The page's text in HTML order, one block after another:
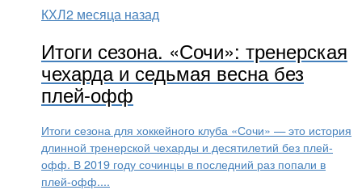
КХЛ2 месяца назад
Итоги сезона. «Сочи»: тренерская
чехарда и седьмая весна без
плей-офф
Итоги сезона для хоккейного клуба «Сочи» — это история
длинной тренерской чехарды и десятилетий без плей-
офф. В 2019 году сочинцы в последний раз попали в
плей-офф....